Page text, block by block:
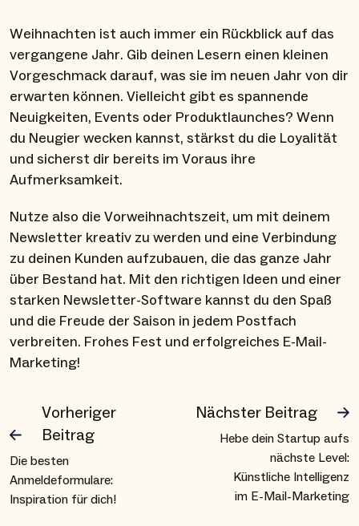
Weihnachten ist auch immer ein Rückblick auf das
vergangene Jahr. Gib deinen Lesern einen kleinen
Vorgeschmack darauf, was sie im neuen Jahr von dir
erwarten können. Vielleicht gibt es spannende
Neuigkeiten, Events oder Produktlaunches? Wenn
du Neugier wecken kannst, stärkst du die Loyalität
und sicherst dir bereits im Voraus ihre
Aufmerksamkeit.
Nutze also die Vorweihnachtszeit, um mit deinem
Newsletter kreativ zu werden und eine Verbindung
zu deinen Kunden aufzubauen, die das ganze Jahr
über Bestand hat. Mit den richtigen Ideen und einer
starken Newsletter-Software kannst du den Spaß
und die Freude der Saison in jedem Postfach
verbreiten. Frohes Fest und erfolgreiches E-Mail-
Marketing!
Vorheriger
Beitrag
Die besten
Anmeldeformulare:
Inspiration für dich!
Nächster Beitrag
Hebe dein Startup aufs
nächste Level:
Künstliche Intelligenz
im E-Mail-Marketing